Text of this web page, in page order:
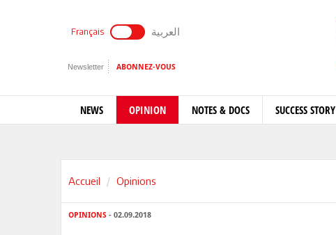
Français العربية
Newsletter ABONNEZ-VOUS
NEWS OPINION NOTES & DOCS SUCCESS STORY
Accueil Opinions
OPINIONS - 02.09.2018